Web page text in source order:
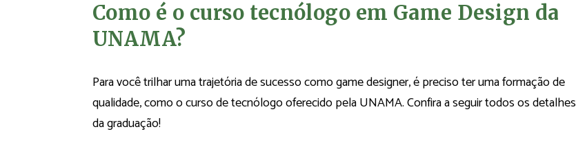
Como é o curso tecnólogo em Game Design da
UNAMA?
Para você trilhar uma trajetória de sucesso como game designer, é preciso ter uma formação de
qualidade, como o curso de tecnólogo oferecido pela UNAMA. Confira a seguir todos os detalhes
da graduação!